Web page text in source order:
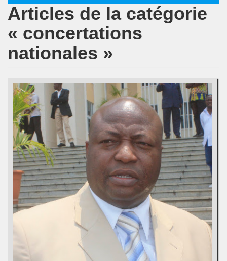
Articles de la catégorie
« concertations
nationales »